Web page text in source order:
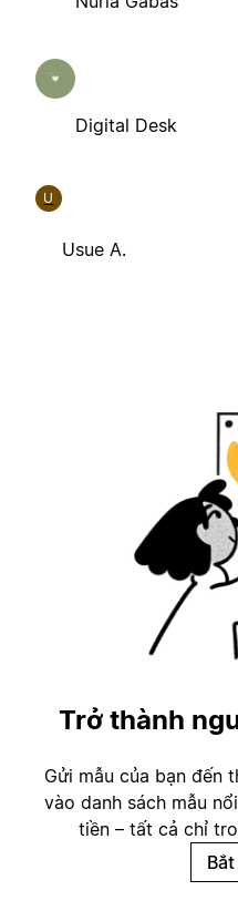
Digital Desk
U
Usue A.
Trở thành
Gửi mẫu của bạn đến
vào danh sách mẫu
tiền – tất cả chỉ